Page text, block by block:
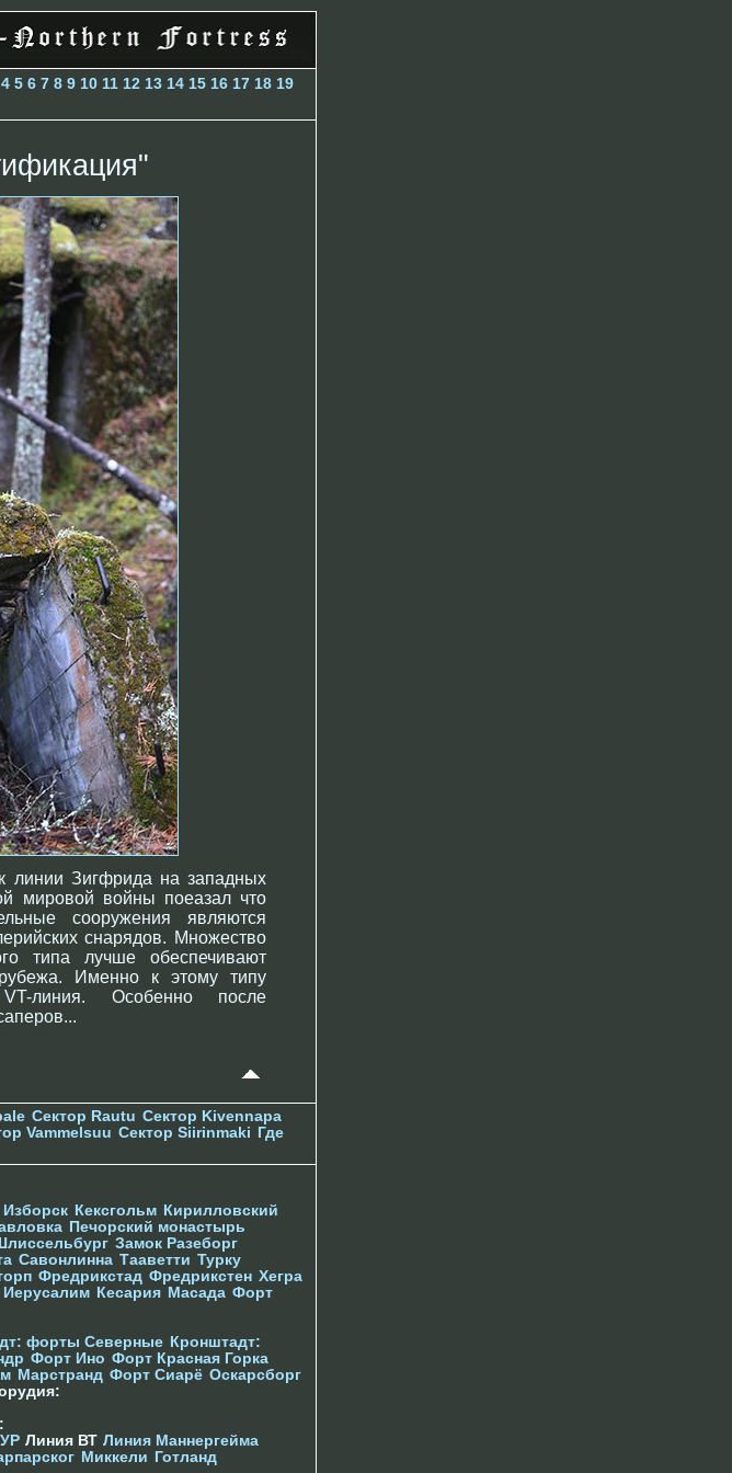
4 5 6 7 8 9 10 11 12 13 14 15 16 17 18 19
линии Зигфрида на западных
мировой войны поеазал что
сооружения являются
снарядов. Множество
типа лучше обеспечивают
рубежа. Именно к этому типу
линия. Особенно после
Сектор Rautu Сектор Kivennapa
Vammelsuu Сектор Siirinmaki
Где
Изборск Кексгольм Кирилловский
Печорcкий монастырь
Замок Разеборг
Савонлинна Тааветти Турку
Фредрикстад Фредрикстен Хегра
Иерусалим Кесария Масада Форт
форты Северные Кронштадт:
Форт Ино Форт Красная Горка
Марстранд Форт Сиарё Оскарсборг
Линия ВТ Линия Маннергейма
Миккели Готланд